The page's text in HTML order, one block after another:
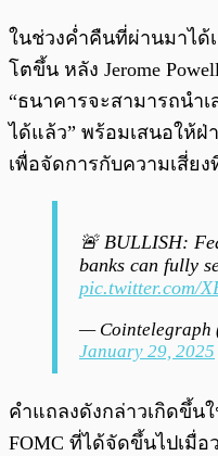
พร้อมเล่น
ในช่วงค่ำคืนที่ผ่านมาได้
โตขึ้น หลัง Jerome
“ธนาคารจะสามารถนำ
ได้แล้ว” พร้อมเสนอให้
เพื่อจัดการกับความเสี่ย
🚨 BULLISH:
banks can fully
pic.twitter.com/
— Cointelegraph
January 29, 2025
คำแถลงดังกล่าวเกิดขึ้น
FOMC ที่ได้จัดขึ้นไปเมื่